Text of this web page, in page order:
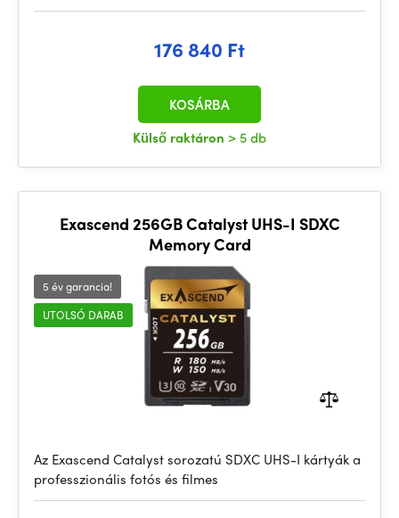
176 840 Ft
Külső raktáron > 5 db
KOSÁRBA
Exascend 256GB Catalyst UHS-I SDXC
Memory Card
5 év garancia!
UTOLSÓ DARAB
Az Exascend Catalyst sorozatú SDXC UHS-I kártyák a
professzionális fotós és filmes